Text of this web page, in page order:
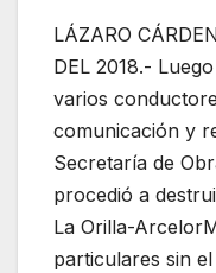
LÁZARO
DEL 2018.-
varios
comunicación y
Secretaría de
procedió a
La Orilla-
particulares sin